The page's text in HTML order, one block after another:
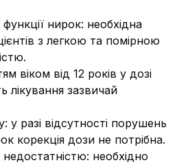
нирок: необхідна
з легкою та помірною
віком від 12 років у дозі
лікування зазвичай
у разі відсутності порушень
корекція дози не потрібна.
необхідно